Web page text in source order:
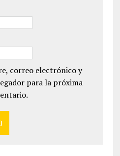
correo electrónico y
para la próxima